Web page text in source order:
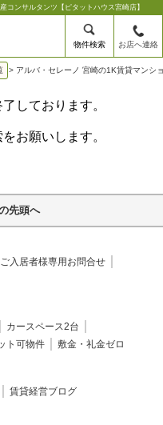
コンサルタンツ【ピタットハウス宮崎店】
物件検索 お店へ連絡
> アルバ・セレーノ 宮崎の1K賃貸マンシ
しております。
お願いします。
先頭へ
ご入居者様専用お問合せ
カースペース2台
ト可物件 敷金・礼金ゼロ
賃貸経営ブログ